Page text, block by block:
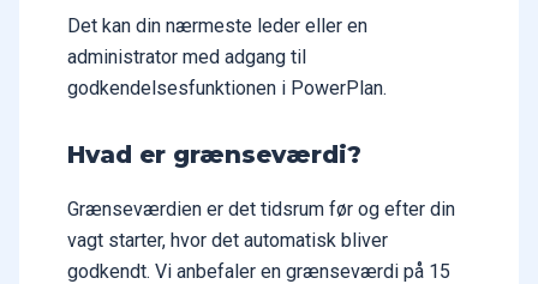
Det kan din nærmeste leder eller en
administrator med adgang til
godkendelsesfunktionen i PowerPlan.
Hvad er grænseværdi?
Grænseværdien er det tidsrum før og efter din
vagt starter, hvor det automatisk bliver
godkendt. Vi anbefaler en grænseværdi på 15